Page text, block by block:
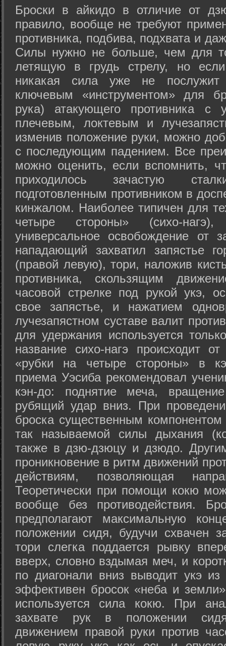
Броски в айкидо в отличие от
правило, вообще не требуют
противника, подбива, подхвата и
Силы нужно не больше, чем для
летящую в грудь стрелу, но
никакая сила уже не
ключевым «инструментом» для
рука) атакующего противника с
плечевым, локтевым и
изменив положение руки, можно
с последующим падением. Все
можно оценить, если вспомнить,
приходилось зачастую
подготовленным противником в
кинжалом. Наиболее типичен для
четыре стороны» (сихо-
универсальное освобождение от
нападающий захватил запястье
(правой левую), тори, наложив
противника, скользящим
часовой стрелке под рукой укэ,
свое запястье, и нажатием
лучезапястном суставе валит
для удержания используется
название сихо-нагэ происходит
«рубки на четыре стороны» в
приема Уэсиба рекомендовал
кэн-до: поднятие меча,
рубящий удар вниз. При
броска существенным компонентом
так называемой силы дыхания
также в дзю-дзюцу и дзюдо.
проникновение в ритм движений
действиям, позволяющая
Теоретически при помощи кокю
вообще без противодействия.
предполагают максимальную
положении сидя, будучи схвачен
тори слегка поддается рывку
вверх, словно вздымая меч, и
по диагонали вниз выводит укэ
эффективен бросок «неба и
используется сила кокю. При
захвате рук в положении
движением правой руки против